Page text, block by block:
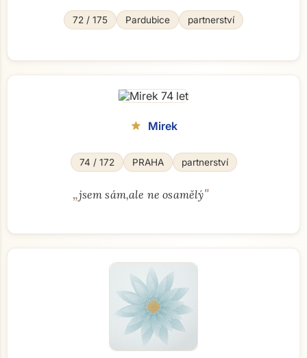
72 / 175 Pardubice partnerství
star Mirek
74 / 172 PRAHA partnerství
„jsem sám,ale ne osamělý"